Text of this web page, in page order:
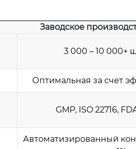
Заводское
3 000 – 10 000+
Оптимальная за счет
GMP, ISO 22716,
Автоматизированный